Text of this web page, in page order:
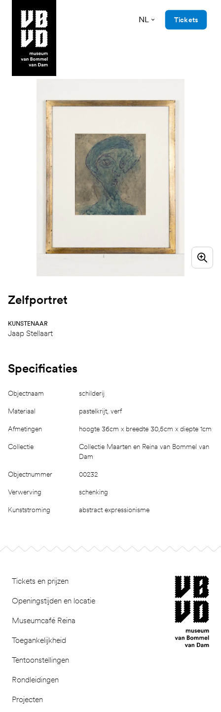
museum van Bommel van Dam
NL Tickets
Zelfportret
KUNSTENAAR
Jaap Stellaart
Specificaties
Objectnaam schilderij
Materiaal pastelkrijt, verf
Afmetingen hoogte 36cm x breedte 30,5cm x diepte 1cm
Collectie
Collectie Maarten en Reina van Bommel van
Dam
Objectnummer 00232
Verwerving schenking
Kunststroming abstract expressionisme
Tickets en prijzen
Openingstijden en locatie
Museumcafé Reina
Toegankelijkheid
Tentoonstellingen
Rondleidingen
Projecten
museum van